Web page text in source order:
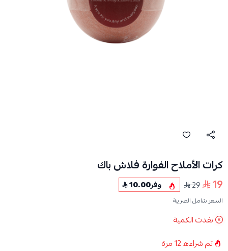
كرات الأملاح الفوارة فلاش باك
19
29 وفر10.00
السعر شامل الضريبة
نفدت الكمية
تم شراءه12مرة